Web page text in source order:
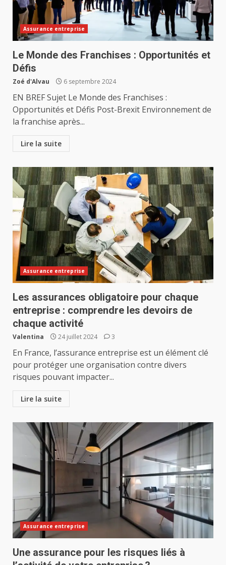
Assurance entreprise
Le Monde des Franchises : Opportunités et
Défis
Zoé d'Alvau 6 septembre 2024
EN BREF Sujet Le Monde des Franchises :
Opportunités et Défis Post-Brexit Environnement de
la franchise après...
Lire la suite
Assurance entreprise
Les assurances obligatoire pour chaque
entreprise : comprendre les devoirs de
chaque activité
Valentina 24 juillet 2024 3
En France, l’assurance entreprise est un élément clé
pour protéger une organisation contre divers
risques pouvant impacter...
Lire la suite
Assurance entreprise
Une assurance pour les risques liés à